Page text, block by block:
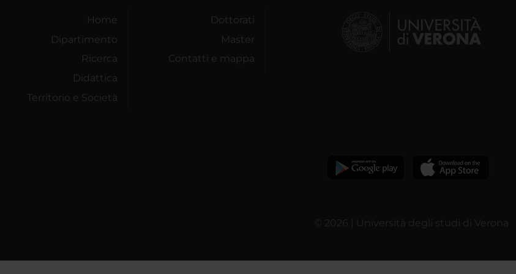
Home
Dipartimento
Ricerca
Didattica
Territorio e Società
Dottorati
Master
Contatti e mappa
© 2026 | Università degli studi di Verona